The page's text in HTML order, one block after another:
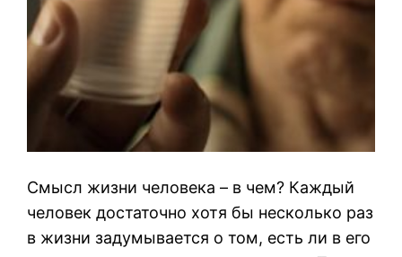
Смысл жизни человека – в чем? Каждый
человек достаточно хотя бы несколько раз
в жизни задумывается о том, есть ли в его